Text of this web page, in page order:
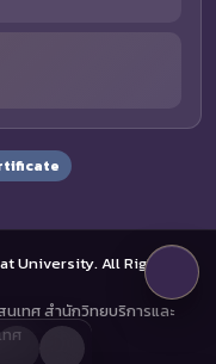
University. All Rights
เทศ สำนักวิทยบริการและ
ทศ